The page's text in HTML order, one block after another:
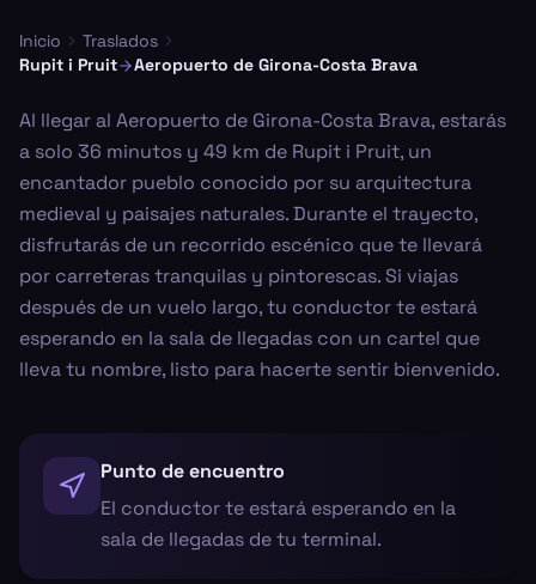
Inicio
Traslados
Rupit i Pruit
Aeropuerto de Girona-Costa Brava
Al llegar al Aeropuerto de Girona-Costa Brava, estarás
a solo 36 minutos y 49 km de Rupit i Pruit, un
encantador pueblo conocido por su arquitectura
medieval y paisajes naturales. Durante el trayecto,
disfrutarás de un recorrido escénico que te llevará
por carreteras tranquilas y pintorescas. Si viajas
después de un vuelo largo, tu conductor te estará
esperando en la sala de llegadas con un cartel que
lleva tu nombre, listo para hacerte sentir bienvenido.
Punto de encuentro
El conductor te estará esperando en la
sala de llegadas de tu terminal.